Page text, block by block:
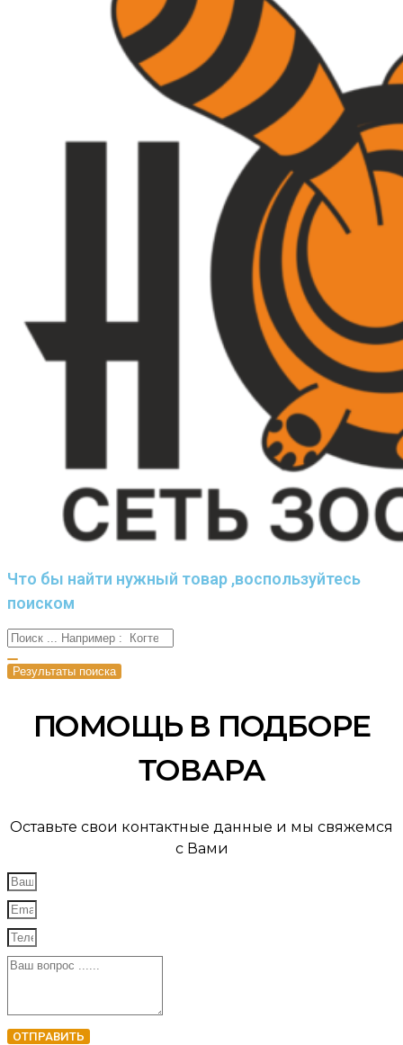
Что бы найти нужный товар ,воспользуйтесь
поиском
Результаты поиска
ПОМОЩЬ В ПОДБОРЕ
ТОВАРА
Оставьте свои контактные данные и мы свяжемся
с Вами
ОТПРАВИТЬ